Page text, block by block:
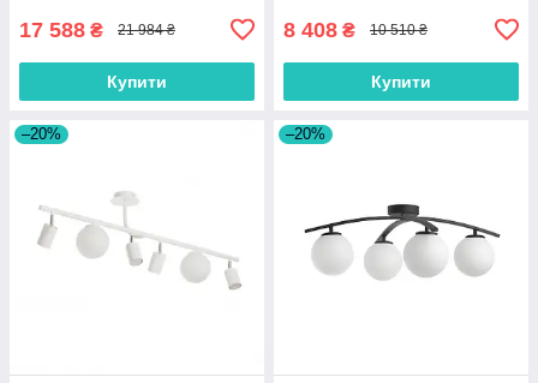
17 588 ₴ 21 984 ₴
Купити
8 408 ₴ 10 510 ₴
Купити
–20% –20%